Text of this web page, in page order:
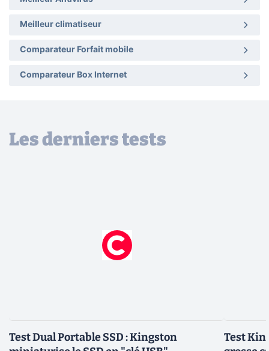
Meilleur climatiseur
Comparateur Forfait mobile
Comparateur Box Internet
Les derniers tests
Test Dual Portable SSD : Kingston
Test